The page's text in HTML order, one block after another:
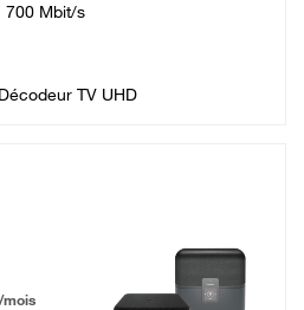
Mbit/s
TV UHD
Fibre
puis 42,99 € par mois, Engagement 12 mois
mois